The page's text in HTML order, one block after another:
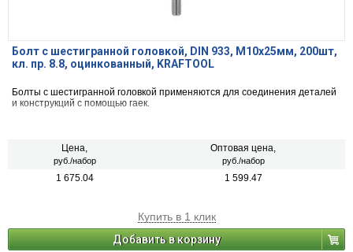
Болт с шестигранной головкой, DIN 933, M10x25мм, 200шт,
кл. пр. 8.8, оцинкованный, KRAFTOOL
Болты с шестигранной головкой применяются для соединения деталей
и конструкций с помощью гаек.
Цена,
руб./набор
Оптовая цена,
руб./набор
1 675.04 1 599.47
Купить в 1 клик
Добавить в корзину